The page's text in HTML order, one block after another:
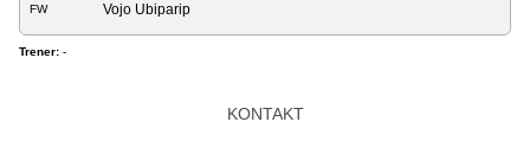
FW Vojo Ubiparip
Trener: -
KONTAKT